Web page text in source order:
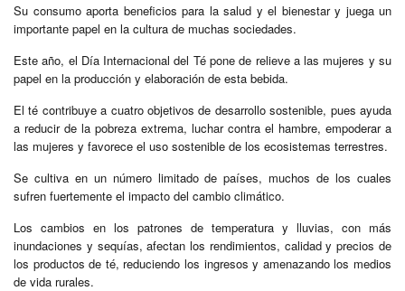
Su consumo aporta beneficios para la salud y el bienestar y juega un
importante papel en la cultura de muchas sociedades.
Este año, el Día Internacional del Té pone de relieve a las mujeres y su
papel en la producción y elaboración de esta bebida.
El té contribuye a cuatro objetivos de desarrollo sostenible, pues ayuda
a reducir de la pobreza extrema, luchar contra el hambre, empoderar a
las mujeres y favorece el uso sostenible de los ecosistemas terrestres.
Se cultiva en un número limitado de países, muchos de los cuales
sufren fuertemente el impacto del cambio climático.
Los cambios en los patrones de temperatura y lluvias, con más
inundaciones y sequías, afectan los rendimientos, calidad y precios de
los productos de té, reduciendo los ingresos y amenazando los medios
de vida rurales.